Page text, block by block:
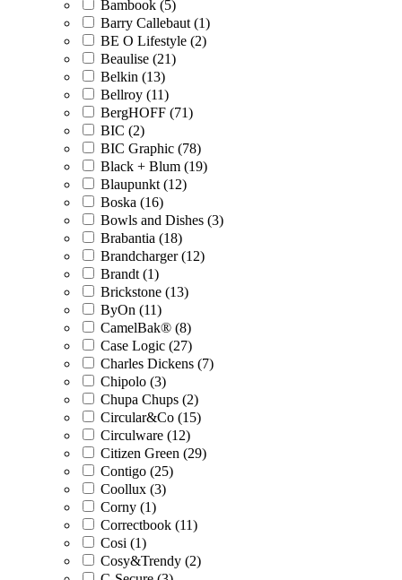
Bambook (5)
Barry Callebaut (1)
BE O Lifestyle (2)
Beaulise (21)
Belkin (13)
Bellroy (11)
BergHOFF (71)
BIC (2)
BIC Graphic (78)
Black + Blum (19)
Blaupunkt (12)
Boska (16)
Bowls and Dishes (3)
Brabantia (18)
Brandcharger (12)
Brandt (1)
Brickstone (13)
ByOn (11)
CamelBak® (8)
Case Logic (27)
Charles Dickens (7)
Chipolo (3)
Chupa Chups (2)
Circular&Co (15)
Circulware (12)
Citizen Green (29)
Contigo (25)
Coollux (3)
Corny (1)
Correctbook (11)
Cosi (1)
Cosy&Trendy (2)